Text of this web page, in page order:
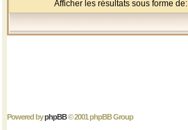
Afficher les résultats sous forme de:
Powered byphpBB© 2001 phpBB Group